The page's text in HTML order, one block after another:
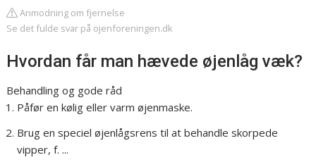
Anmodning om fjernelse
Se det fulde svar på ojenforeningen.dk
Hvordan får man hævede øjenlåg væk?
Behandling og gode råd
Påfør en kølig eller varm øjenmaske.
Brug en speciel øjenlågsrens til at behandle skorpede
vipper, f. ...